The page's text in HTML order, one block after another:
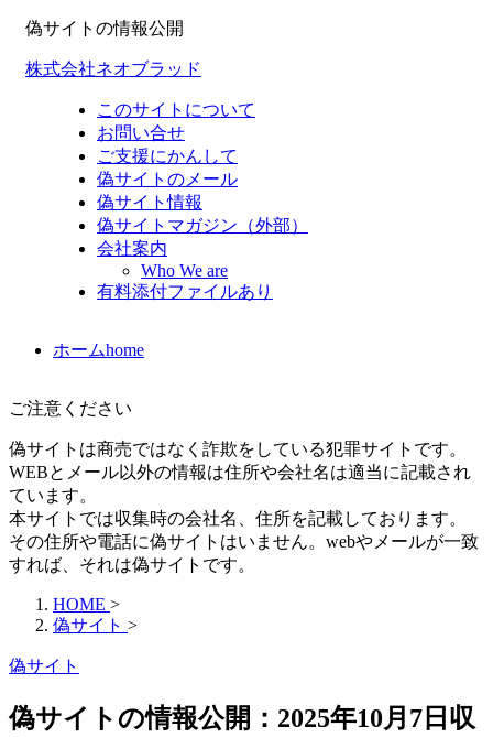
偽サイトの情報公開
株式会社ネオブラッド
このサイトについて
お問い合せ
ご支援にかんして
偽サイトのメール
偽サイト情報
偽サイトマガジン（外部）
会社案内
Who We are
有料添付ファイルあり
ホームhome
ご注意ください
偽サイトは商売ではなく詐欺をしている犯罪サイトです。
WEBとメール以外の情報は住所や会社名は適当に記載され
ています。
本サイトでは収集時の会社名、住所を記載しております。
その住所や電話に偽サイトはいません。webやメールが一致
すれば、それは偽サイトです。
HOME >
偽サイト >
偽サイト
偽サイトの情報公開：2025年10月7日収